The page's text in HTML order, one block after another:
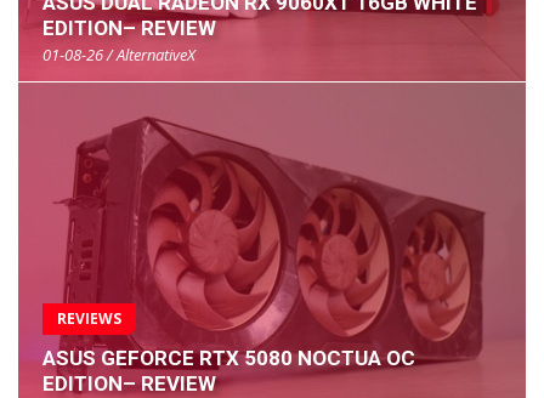
EDITION– REVIEW
01-08-26 / AlternativeX
REVIEWS
ASUS GEFORCE RTX 5080 NOCTUA OC
EDITION– REVIEW